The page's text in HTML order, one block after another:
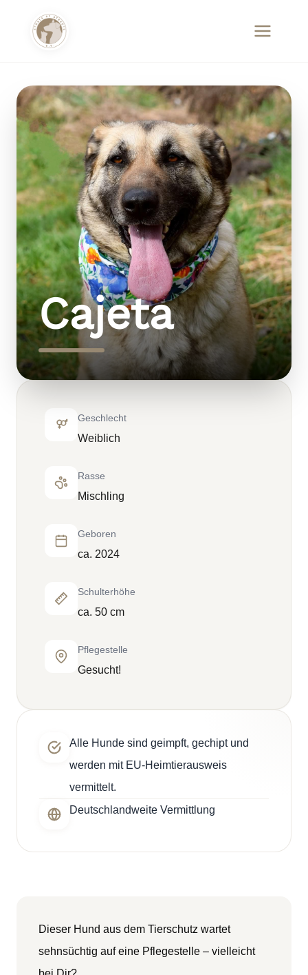
Cajeta
Geschlecht
Weiblich
Rasse
Mischling
Geboren
ca. 2024
Schulterhöhe
ca. 50 cm
Pflegestelle
Gesucht!
Alle Hunde sind geimpft, gechipt und
werden mit EU-Heimtierausweis
vermittelt.
Deutschlandweite Vermittlung
Dieser Hund aus dem Tierschutz wartet
sehnsüchtig auf eine Pflegestelle – vielleicht